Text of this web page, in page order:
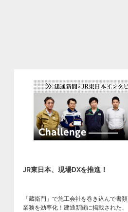
JR東日本、現場DXを推進！
「蔵衛門」で施工会社を巻き込んで書類
業務を効率化！建通新聞に掲載された、